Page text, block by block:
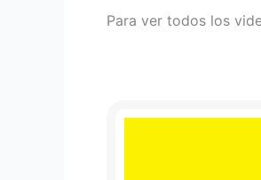
Para ver todos los